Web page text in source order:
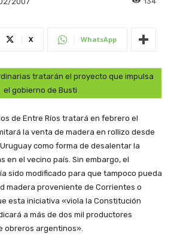
2007
X WhatsApp
tratarán el proyecto que impulsa
el gobierno de Busti
de Entre Ríos tratará en febrero el
la venta de madera en rollizo desde
como forma de desalentar la
en el vecino país. Sin embargo, el
sido modificado para que tampoco pueda
madera proveniente de Corrientes o
esta iniciativa «viola la Constitución
a más de dos mil productores
obreros argentinos».